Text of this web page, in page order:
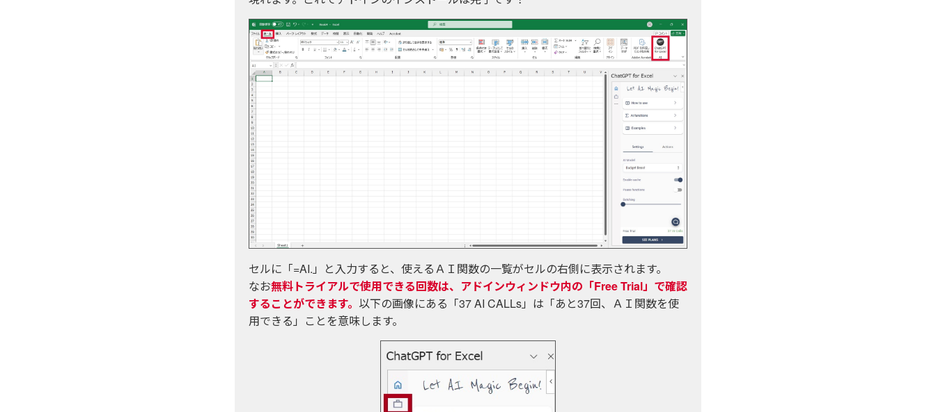
セルに「=AI.」と入力すると、使えるＡＩ関数の一覧がセルの右側に表示されます。
なお無料トライアルで使用できる回数は、アドインウィンドウ内の「Free Trial」で確認
することができます。 以下の画像にある「37 AI CALLs」は「あと37回、ＡＩ関数を使
用できる」ことを意味します。